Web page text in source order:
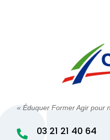
« Éduquer Former Agir pour
 03 21 21 40 64